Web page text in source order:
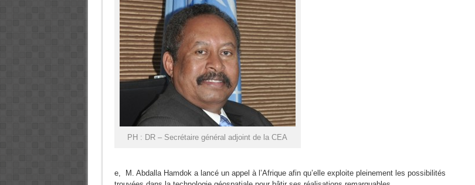
PH : DR – Secrétaire général adjoint de la CEA
e, M. Abdalla Hamdok a lancé un appel à l’Afrique afin qu’elle exploite pleinement les possibilités